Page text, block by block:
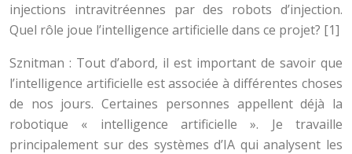
injections intravitréennes par des robots d’injection.
Quel rôle joue l’intelligence artificielle dans ce projet? [1]
Sznitman : Tout d’abord, il est important de savoir que
l’intelligence artificielle est associée à différentes choses
de nos jours. Certaines personnes appellent déjà la
robotique « intelligence artificielle ». Je travaille
principalement sur des systèmes d’IA qui analysent les